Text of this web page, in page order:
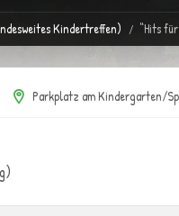
Kindertreffen) “Hits
Parkplatz am Kindergarten/